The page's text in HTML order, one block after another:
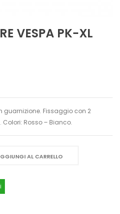
VESPA PK-XL
guarnizione. Fissaggio con 2
Rosso – Bianco.
AL CARRELLO